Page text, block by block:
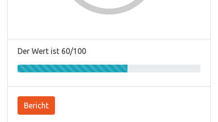
Der Wert ist 60/100
Bericht